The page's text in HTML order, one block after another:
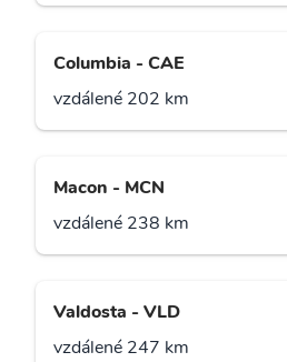
Columbia - CAE
vzdálené 202 km
Macon - MCN
vzdálené 238 km
Valdosta - VLD
vzdálené 247 km